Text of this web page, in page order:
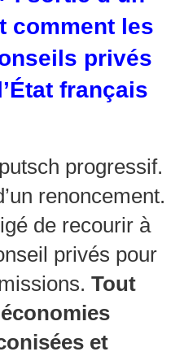
comment les
privés
français
progressif.
renoncement.
de recourir à
privés pour
Tout
et